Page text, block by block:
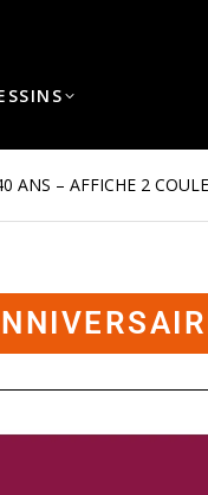
ANS – AFFICHE 2